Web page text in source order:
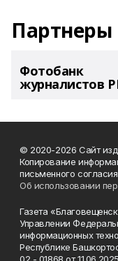
Партнеры
Фотобанк
журналистов
© 2020-2026 Сайт
Копирование
письменного
Об использовании
Газета
Управлении
информационных
Республике